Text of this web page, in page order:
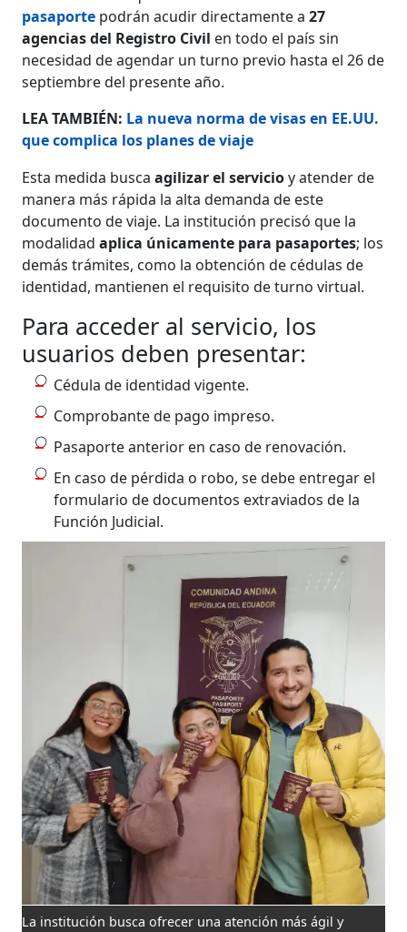
pasaporte podrán acudir directamente a27
agencias del Registro Civil en todo el país sin
necesidad de agendar un turno previo hasta el 26 de
septiembre del presente año.
LEA TAMBIÉN: La nueva norma de visas en EE.UU.
que complica los planes de viaje​​​​​​
Esta medida buscaagilizar el servicioy atender de
manera más rápida la alta demanda de este
documento de viaje. La institución precisó que la
modalidadaplica únicamente para pasaportes; los
demás trámites, como la obtención de cédulas de
identidad, mantienen el requisito de turno virtual.
Para acceder al servicio, los
usuarios deben presentar:
Cédula de identidad vigente.
Comprobante de pago impreso.
Pasaporte anterior en caso de renovación.
En caso de pérdida o robo, se debe entregar el
formulario de documentos extraviados de la
Función Judicial.
La institución busca ofrecer una atención más ágil y